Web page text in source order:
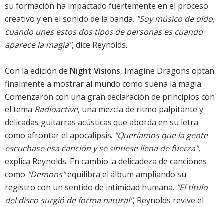
su formación ha impactado fuertemente en el proceso
creativo y en el sonido de la banda. "Soy músico de oído,
cuando unes estos dos tipos de personas es cuando
aparece la magia", dice Reynolds.
Con la edición de Night Visions, Imagine Dragons optan
finalmente a mostrar al mundo como suena la magia.
Comenzaron con una gran declaración de principios con
el tema Radioactive, una mezcla de ritmo palpitante y
delicadas guitarras acústicas que aborda en su letra
como afrontar el apocalipsis. "Queríamos que la gente
escuchase esa canción y se sintiese llena de fuerza",
explica Reynolds. En cambio la delicadeza de canciones
como "Demons"equilibra el álbum ampliando su
registro con un sentido de intimidad humana. "El título
del disco surgió de forma natural", Reynolds revive el